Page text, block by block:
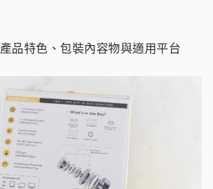
品特色、包裝內容物與適用平台